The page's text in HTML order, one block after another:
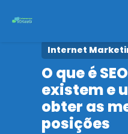
Início
Cursos
Políticas de
Internet
O que é
existem e
obter as
posições